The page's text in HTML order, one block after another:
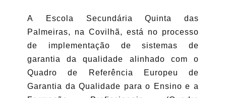
A Escola Secundária Quinta das
Palmeiras, na Covilhã, está no processo
de implementação de sistemas de
garantia da qualidade alinhado com o
Quadro de Referência Europeu de
Garantia da Qualidade para o Ensino e a